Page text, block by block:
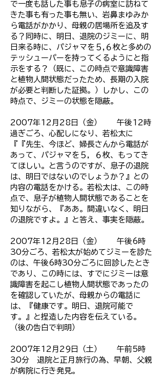
で一度も話した事も息子の病室に訪ねて
きた事も有った事も無い、岩鼻まゆみか
ら電話がかかり、母親の居場所を追及す
る？同時に、明日、退院のジミーに、明
日来る時に、パジャマを５,６枚と多めの
テッシューパーを持ってくるようにと指
示をする？（既に、この時点で意識障害
と植物人間状態だったため、長期の入院
が必要と判断した証拠。）しかし、この
時点で、ジミーの状態を隠蔽。
2007年12月28日（金） 午後12時
過ぎごろ、心配しになり、若松太に
『『先生、今ほど、婦長さんから電話が
あって、パジャマを５，６枚、もってき
てほしい。と言うのですが、息子の退院
は、明日ではないのでしょうか？』との
内容の電話をかける。 若松太は、この時
点で、息子が植物人間状態であることを
知りながら、『ああ。間違いなく、明日
の退院ですよ。』と答え、事実を隠蔽。
2007年12月28日（金） 午後6時
30分ごろ、若松太が始めてジミーを診た
のは、午後6時30分ごろに回診したとき
であり、この時には、すでにジミーは意
識障害を起こし植物人間状態であったの
を確認していたが、母親からの電話に
は、『健康です。明日、退院可能で
す。』と捏造した内容を伝えている。
（後の告白で判明）
2007年12月29日（土） 午前5時
30分 退院と正月旅行の為、早朝、父親
が病院に行き発見。